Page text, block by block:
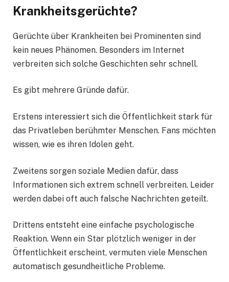
Krankheitsgerüchte?
Gerüchte über Krankheiten bei Prominenten sind
kein neues Phänomen. Besonders im Internet
verbreiten sich solche Geschichten sehr schnell.
Es gibt mehrere Gründe dafür.
Erstens interessiert sich die Öffentlichkeit stark für
das Privatleben berühmter Menschen. Fans möchten
wissen, wie es ihren Idolen geht.
Zweitens sorgen soziale Medien dafür, dass
Informationen sich extrem schnell verbreiten. Leider
werden dabei oft auch falsche Nachrichten geteilt.
Drittens entsteht eine einfache psychologische
Reaktion. Wenn ein Star plötzlich weniger in der
Öffentlichkeit erscheint, vermuten viele Menschen
automatisch gesundheitliche Probleme.